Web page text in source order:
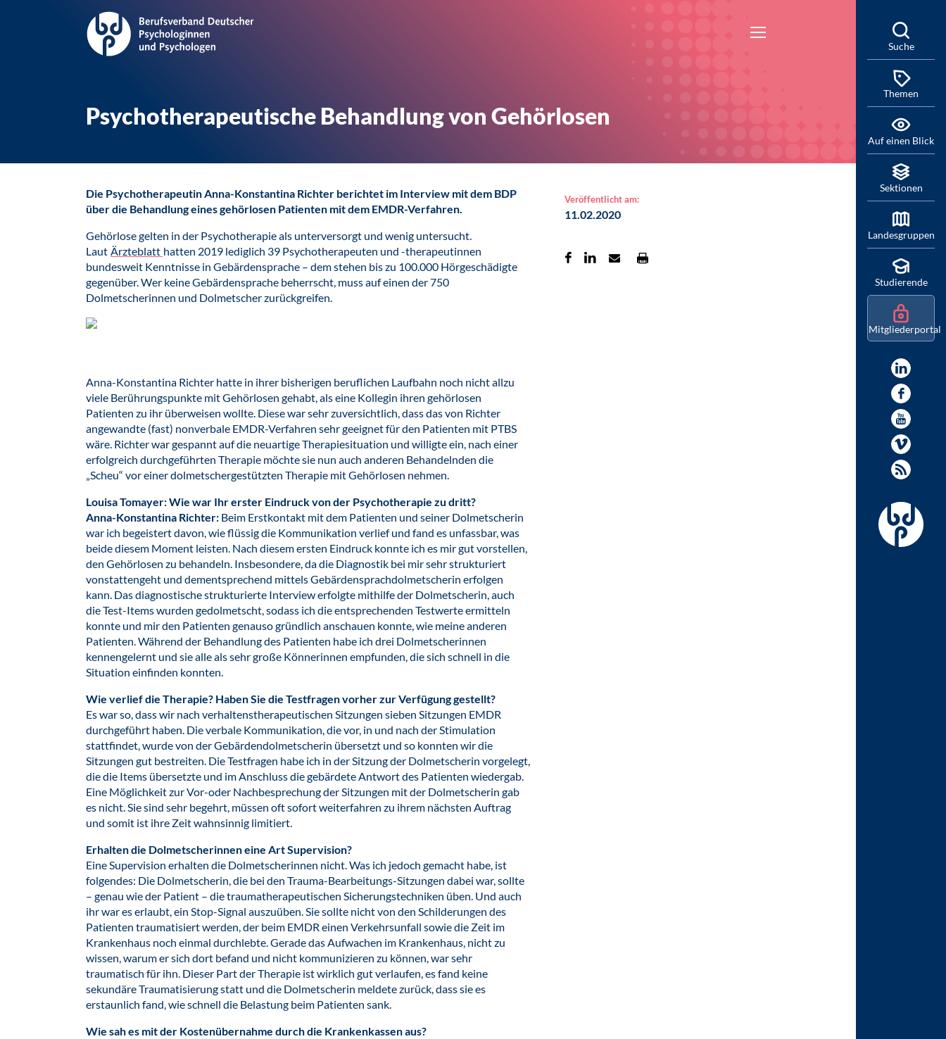
Psychotherapeutische Behandlung von Gehörlosen
Die Psychotherapeutin Anna-Konstantina Richter berichtet im Interview mit dem BDP
über die Behandlung eines gehörlosen Patienten mit dem EMDR-Verfahren.
Gehörlose gelten in der Psychotherapie als unterversorgt und wenig untersucht.
Laut Ärzteblatt hatten 2019 lediglich 39 Psychotherapeuten und -therapeutinnen
bundesweit Kenntnisse in Gebärdensprache – dem stehen bis zu 100.000 Hörgeschädigte
gegenüber. Wer keine Gebärdensprache beherrscht, muss auf einen der 750
Dolmetscherinnen und Dolmetscher zurückgreifen.
Anna-Konstantina Richter hatte in ihrer bisherigen beruflichen Laufbahn noch nicht allzu
viele Berührungspunkte mit Gehörlosen gehabt, als eine Kollegin ihren gehörlosen
Patienten zu ihr überweisen wollte. Diese war sehr zuversichtlich, dass das von Richter
angewandte (fast) nonverbale EMDR-Verfahren sehr geeignet für den Patienten mit PTBS
wäre. Richter war gespannt auf die neuartige Therapiesituation und willigte ein, nach einer
erfolgreich durchgeführten Therapie möchte sie nun auch anderen Behandelnden die
„Scheu“ vor einer dolmetschergestützten Therapie mit Gehörlosen nehmen.
Louisa Tomayer: Wie war Ihr erster Eindruck von der Psychotherapie zu dritt?
Anna-Konstantina Richter: Beim Erstkontakt mit dem Patienten und seiner Dolmetscherin
war ich begeistert davon, wie flüssig die Kommunikation verlief und fand es unfassbar, was
beide diesem Moment leisten. Nach diesem ersten Eindruck konnte ich es mir gut vorstellen,
den Gehörlosen zu behandeln. Insbesondere, da die Diagnostik bei mir sehr strukturiert
vonstattengeht und dementsprechend mittels Gebärdensprachdolmetscherin erfolgen
kann. Das diagnostische strukturierte Interview erfolgte mithilfe der Dolmetscherin, auch
die Test-Items wurden gedolmetscht, sodass ich die entsprechenden Testwerte ermitteln
konnte und mir den Patienten genauso gründlich anschauen konnte, wie meine anderen
Patienten. Während der Behandlung des Patienten habe ich drei Dolmetscherinnen
kennengelernt und sie alle als sehr große Könnerinnen empfunden, die sich schnell in die
Situation einfinden konnten.
Wie verlief die Therapie? Haben Sie die Testfragen vorher zur Verfügung gestellt?
Es war so, dass wir nach verhaltenstherapeutischen Sitzungen sieben Sitzungen EMDR
durchgeführt haben. Die verbale Kommunikation, die vor, in und nach der Stimulation
stattfindet, wurde von der Gebärdendolmetscherin übersetzt und so konnten wir die
Sitzungen gut bestreiten. Die Testfragen habe ich in der Sitzung der Dolmetscherin vorgelegt,
die die Items übersetzte und im Anschluss die gebärdete Antwort des Patienten wiedergab.
Eine Möglichkeit zur Vor-oder Nachbesprechung der Sitzungen mit der Dolmetscherin gab
es nicht. Sie sind sehr begehrt, müssen oft sofort weiterfahren zu ihrem nächsten Auftrag
und somit ist ihre Zeit wahnsinnig limitiert.
Erhalten die Dolmetscherinnen eine Art Supervision?
Eine Supervision erhalten die Dolmetscherinnen nicht. Was ich jedoch gemacht habe, ist
folgendes: Die Dolmetscherin, die bei den Trauma-Bearbeitungs-Sitzungen dabei war, sollte
– genau wie der Patient – die traumatherapeutischen Sicherungstechniken üben. Und auch
ihr war es erlaubt, ein Stop-Signal auszuüben. Sie sollte nicht von den Schilderungen des
Patienten traumatisiert werden, der beim EMDR einen Verkehrsunfall sowie die Zeit im
Krankenhaus noch einmal durchlebte. Gerade das Aufwachen im Krankenhaus, nicht zu
wissen, warum er sich dort befand und nicht kommunizieren zu können, war sehr
traumatisch für ihn. Dieser Part der Therapie ist wirklich gut verlaufen, es fand keine
sekundäre Traumatisierung statt und die Dolmetscherin meldete zurück, dass sie es
erstaunlich fand, wie schnell die Belastung beim Patienten sank.
Wie sah es mit der Kostenübernahme durch die Krankenkassen aus?
Veröffentlicht am:
11.02.2020
Suche
Themen
Auf einen Blick
Sektionen
Landesgruppen
Studierende
Mitgliederportal